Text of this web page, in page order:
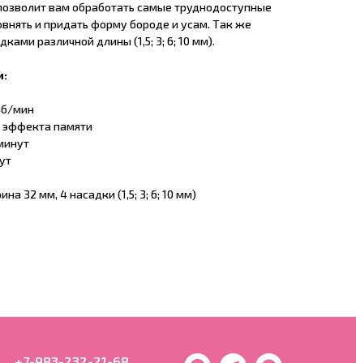
вам обработать самые труднодоступные
и придать форму бороде и усам. Так же
различной длины (1,5; 3; 6; 10 мм).
мин
эффекта памяти
32 мм, 4 насадки (1,5; 3; 6; 10 мм)